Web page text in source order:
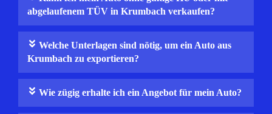
abgelaufenem TÜV in Krumbach verkaufen?
Welche Unterlagen sind nötig, um ein Auto aus
Krumbach zu exportieren?
Wie zügig erhalte ich ein Angebot für mein Auto?